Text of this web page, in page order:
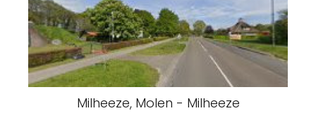
Milheeze, Molen - Milheeze